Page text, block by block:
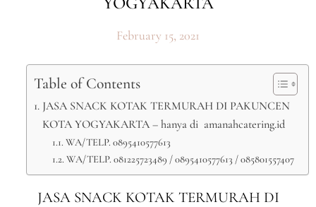
February 15, 2021
Table of Contents
JASA SNACK KOTAK TERMURAH DI PAKUNCEN
KOTA YOGYAKARTA – hanya di amanahcatering.id
WA/TELP. 0895410577613
WA/TELP. 081225723489 / 0895410577613 / 085801557407
JASA SNACK KOTAK TERMURAH DI